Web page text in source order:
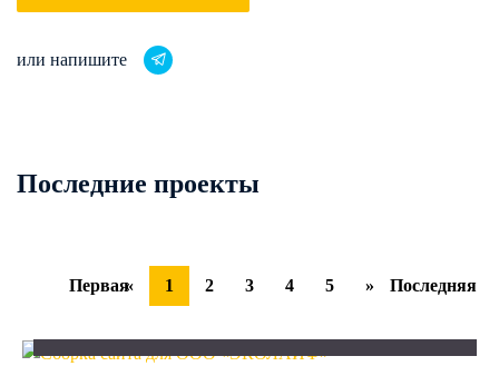
или напишите
Последние проекты
Первая« 1 2 3 4 5 » Последняя
Производство и продажа бумажных мешков